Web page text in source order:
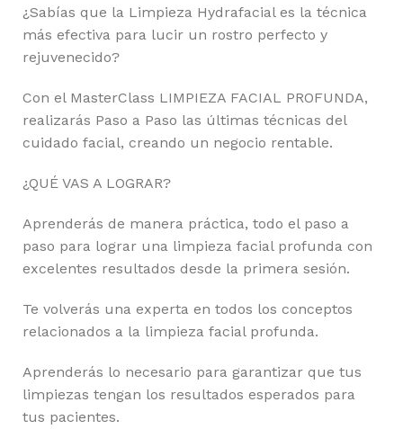
¿Sabías que la Limpieza Hydrafacial es la técnica
más efectiva para lucir un rostro perfecto y
rejuvenecido?
Con el MasterClass LIMPIEZA FACIAL PROFUNDA,
realizarás Paso a Paso las últimas técnicas del
cuidado facial, creando un negocio rentable.
¿QUÉ VAS A LOGRAR?
Aprenderás de manera práctica, todo el paso a
paso para lograr una limpieza facial profunda con
excelentes resultados desde la primera sesión.
Te volverás una experta en todos los conceptos
relacionados a la limpieza facial profunda.
Aprenderás lo necesario para garantizar que tus
limpiezas tengan los resultados esperados para
tus pacientes.